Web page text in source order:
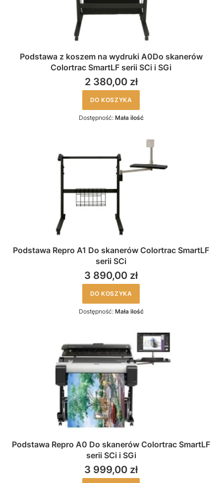
Podstawa z koszem na wydruki A0Do skanerów
Colortrac SmartLF serii SCi i SGi
2 380,00 zł
DO KOSZYKA
Dostępność: Mała ilość
Podstawa Repro A1 Do skanerów Colortrac SmartLF
serii SCi
3 890,00 zł
DO KOSZYKA
Dostępność: Mała ilość
Podstawa Repro A0 Do skanerów Colortrac SmartLF
serii SCi i SGi
3 999,00 zł